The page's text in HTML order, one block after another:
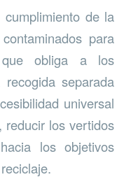
de la
para
que obliga a los
separada
universal
reducir los vertidos
los objetivos